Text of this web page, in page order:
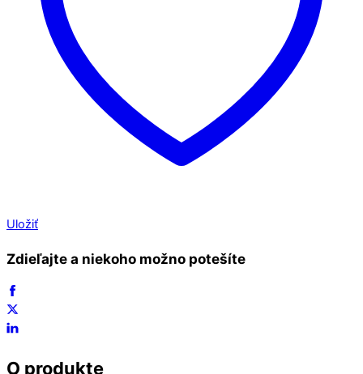
Uložiť
Zdieľajte a niekoho možno potešíte
O produkte